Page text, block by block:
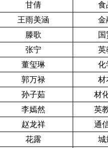
甘倩
食
王雨美涵
金
滕歌
国
张宁
英
董玺琳
化
郭万禄
材
孙子茹
材
李嫣然
英
赵龙祥
通
花露
城